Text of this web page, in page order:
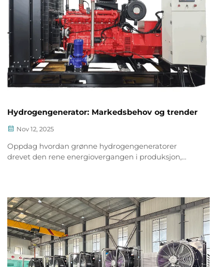
Hydrogengenerator: Markedsbehov og trender
Nov 12, 2025
Oppdag hvordan grønne hydrogengeneratorer
drevet den rene energiovergangen i produksjon,